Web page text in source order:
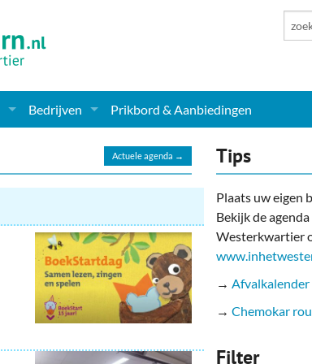
Bedrijven
Supermarkt & Levensmiddelen
Dieren & Tuin
Horeca & Uitgaan
Prikbord & Aanbiedingen
Actuele agenda → Tips
Plaats uw eigen
Bekijk de
Westerkwartier
→ Afvalkalender
→ Chemokar
Filter